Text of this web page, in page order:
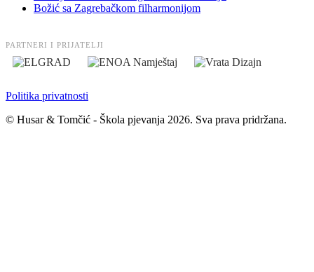
Božić sa Zagrebačkom filharmonijom
PARTNERI I PRIJATELJI
Politika privatnosti
© Husar & Tomčić - Škola pjevanja 2026. Sva prava pridržana.